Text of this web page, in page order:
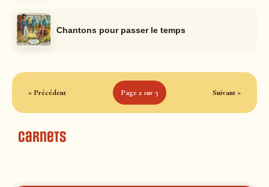
Chantons pour passer le temps
« Précédent Page 2 sur 5 Suivant »
Carnets